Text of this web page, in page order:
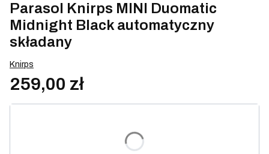
Parasol Knirps MINI Duomatic
Midnight Black automatyczny
składany
Knirps
259,00 zł
Poszczególne warianty mogą różnić się ceną